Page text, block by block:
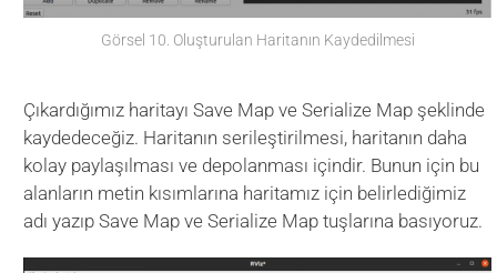
Görsel 10. Oluşturulan Haritanın Kaydedilmesi
Çıkardığımız haritayı Save Map ve Serialize Map şeklinde
kaydedeceğiz. Haritanın serileştirilmesi, haritanın daha
kolay paylaşılması ve depolanması içindir. Bunun için bu
alanların metin kısımlarına haritamız için belirlediğimiz
adı yazıp Save Map ve Serialize Map tuşlarına basıyoruz.